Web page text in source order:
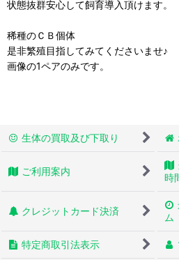
状態抜群安心して飼育導入頂けます。
稀種のＣＢ個体
是非繁殖目指してみてくださいませ♪
画像の1ペアのみです。
生体の買取及び下取り
ご利用案内
時
クレジットカード決済
ム
特定商取引法表示